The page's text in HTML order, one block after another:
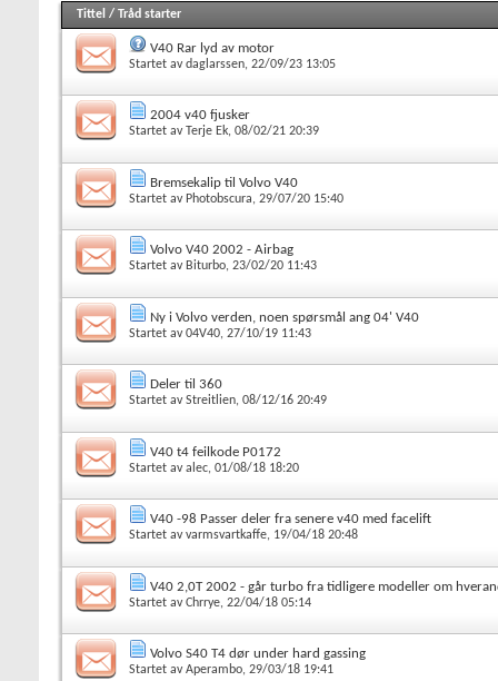
Tittel / Tråd starter
V40 Rar lyd av motor
Startet avdaglarssen, 22/09/23 13:05
2004 v40 fjusker
Startet av Terje Ek, 08/02/21 20:39
Bremsekalip til Volvo V40
Startet av Photobscura, 29/07/20 15:40
Volvo V40 2002 - Airbag
Startet av Biturbo, 23/02/20 11:43
Ny i Volvo verden, noen spørsmål ang 04' V40
Startet av04V40, 27/10/19 11:43
Deler til 360
Startet avStreitlien, 08/12/16 20:49
V40 t4 feilkode P0172
Startet avalec, 01/08/18 18:20
V40 -98 Passer deler fra senere v40 med facelift
Startet avvarmsvartkaffe, 19/04/18 20:48
V40 2,0T 2002 - går turbo fra tidligere modeller om
Startet avChrrye, 22/04/18 05:14
Volvo S40 T4 dør under hard gassing
Startet avAperambo, 29/03/18 19:41